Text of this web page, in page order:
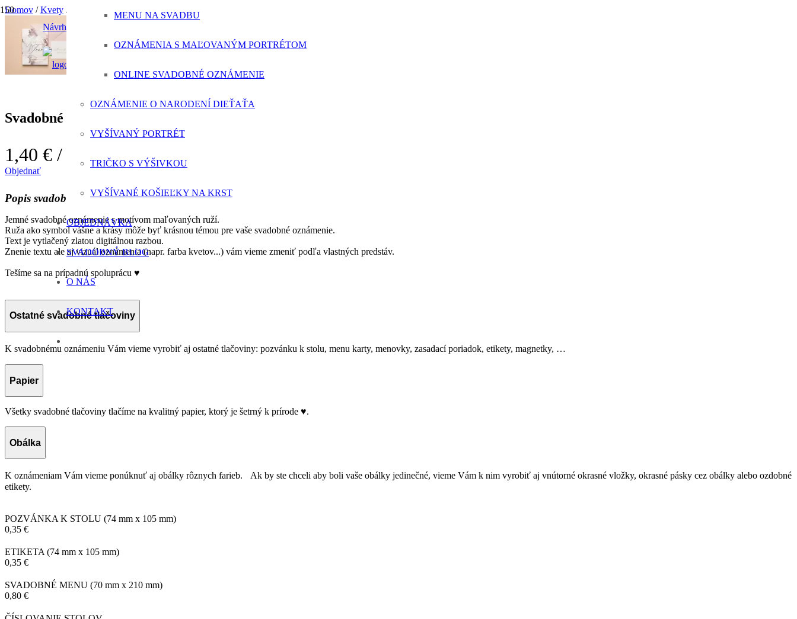
Návrh svadobného oznámenia ZADARMO
MENU NA SVADBU
OZNÁMENIA S MAĽOVANÝM PORTRÉTOM
ONLINE SVADOBNÉ OZNÁMENIE
OZNÁMENIE O NARODENÍ DIEŤAŤA
VYŠÍVANÝ PORTRÉT
TRIČKO S VÝŠIVKOU
VYŠÍVANÉ KOŠIEĽKY NA KRST
OBJEDNÁVKA
SVADOBNÝ BLOG
O NÁS
KONTAKT
Domov / Kvety / Svadobné oznámenie maľované ruže
Svadobné oznámenie maľované ruže
1,40 € / svadobné oznámenie
Objednať
Popis svadobného oznámenia
Jemné svadobné oznámenie s motívom maľovaných ruží.
Ruža ako symbol vášne a krásy môže byť krásnou témou pre vaše svadobné oznámenie.
Text je vytlačený zlatou digitálnou razbou.
Znenie textu ale aj vizuál oznámenia (napr. farba kvetov...) vám vieme zmeniť podľa vlastných predstáv.
Tešíme sa na prípadnú spoluprácu ♥
Ostatné svadobné tlačoviny
K svadobnému oznámeniu Vám vieme vyrobiť aj ostatné tlačoviny: pozvánku k stolu, menu karty, menovky, zasadací poriadok, etikety, magnetky, …
Papier
Všetky svadobné tlačoviny tlačíme na kvalitný papier, ktorý je šetrný k prírode ♥.
Obálka
K oznámeniam Vám vieme ponúknuť aj obálky rôznych farieb. Ak by ste chceli aby boli vaše obálky jedinečné, vieme Vám k nim vyrobiť aj vnútorné okrasné vložky, okrasné pásky cez obálky alebo ozdobné
etikety.
POZVÁNKA K STOLU (74 mm x 105 mm)
0,35 €
ETIKETA (74 mm x 105 mm)
0,35 €
SVADOBNÉ MENU (70 mm x 210 mm)
0,80 €